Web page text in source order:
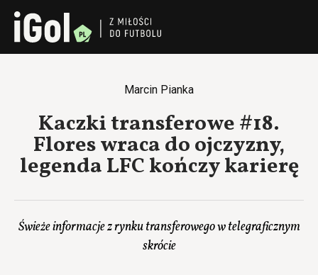
Marcin Pianka
Kaczki transferowe #18.
Flores wraca do ojczyzny,
legenda LFC kończy karierę
Świeże informacje z rynku transferowego w telegraficznym
skrócie